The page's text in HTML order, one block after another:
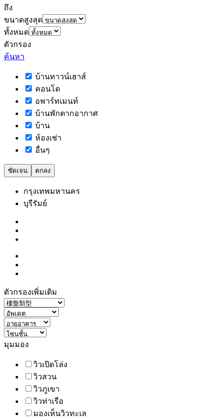
ถึง
ขนาดสูงสุด
ทั้งหมด
ตัวกรอง
ค้นหา
บ้านทาวน์เฮาส์
คอนโด
อพาร์ทเมนท์
บ้านพักตากอากาศ
บ้าน
ห้องเช่า
อื่นๆ
ชัดเจน ตกลง
กรุงเทพมหานคร
บุรีรัมย์
ตัวกรองเพิ่มเติม
มุมมอง
วิวเปิดโล่ง
วิวสวน
วิวภูเขา
วิวท่าเรือ
มองเห็นวิวทะเล